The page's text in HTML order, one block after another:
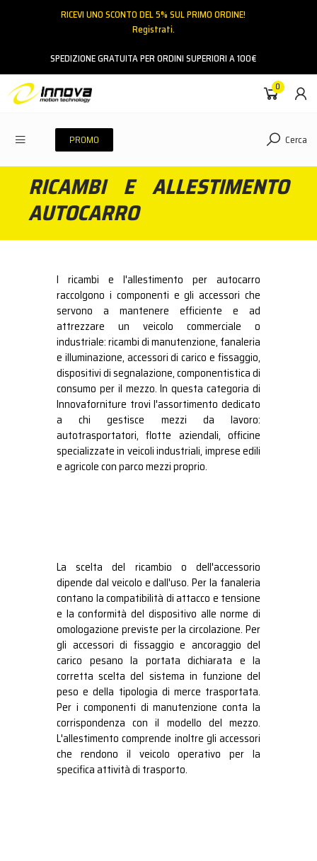
RICEVI UNO SCONTO DEL 5% SUL PRIMO ORDINE!
Registrati.
SPEDIZIONE GRATUITA PER ORDINI SUPERIORI A 100€
0
PROMO Cerca
RICAMBI E ALLESTIMENTO
AUTOCARRO
I ricambi e l'allestimento per autocarro
raccolgono i componenti e gli accessori che
servono a mantenere efficiente e ad
attrezzare un veicolo commerciale o
industriale: ricambi di manutenzione, fanaleria
e illuminazione, accessori di carico e fissaggio,
dispositivi di segnalazione, componentistica di
consumo per il mezzo. In questa categoria di
Innovaforniture trovi l'assortimento dedicato
a chi gestisce mezzi da lavoro:
autotrasportatori, flotte aziendali, officine
specializzate in veicoli industriali, imprese edili
e agricole con parco mezzi proprio.
La scelta del ricambio o dell'accessorio
dipende dal veicolo e dall'uso. Per la fanaleria
contano la compatibilità di attacco e tensione
e la conformità del dispositivo alle norme di
omologazione previste per la circolazione. Per
gli accessori di fissaggio e ancoraggio del
carico pesano la portata dichiarata e la
corretta scelta del sistema in funzione del
peso e della tipologia di merce trasportata.
Per i componenti di manutenzione conta la
corrispondenza con il modello del mezzo.
L'allestimento comprende inoltre gli accessori
che rendono il veicolo operativo per la
specifica attività di trasporto.
ACCEDI
Hai dimenticato la password?
Contattaci